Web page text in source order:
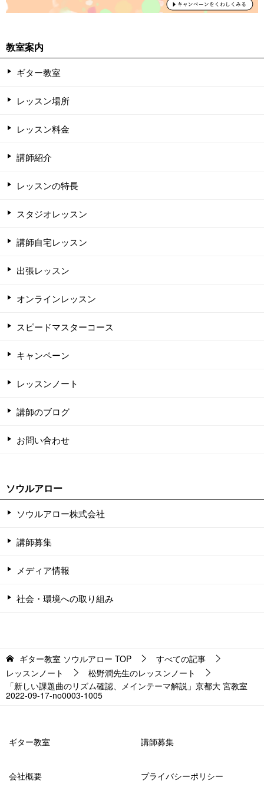
教室案内
ギター教室
レッスン場所
レッスン料金
講師紹介
レッスンの特長
スタジオレッスン
講師自宅レッスン
出張レッスン
オンラインレッスン
スピードマスターコース
キャンペーン
レッスンノート
講師のブログ
お問い合わせ
ソウルアロー
ソウルアロー株式会社
講師募集
メディア情報
社会・環境への取り組み
ギター教室 ソウルアロー TOP
すべての記事
レッスンノート
松野潤先生のレッスンノート
「新しい課題曲のリズム確認、メインテーマ解説」京都大 宮教室
2022-09-17-­no0003-­1005
ギター教室 講師募集
会社概要 プライバシーポリシー